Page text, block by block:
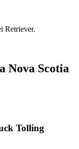
Retriever.
Nova Scotia
Tolling